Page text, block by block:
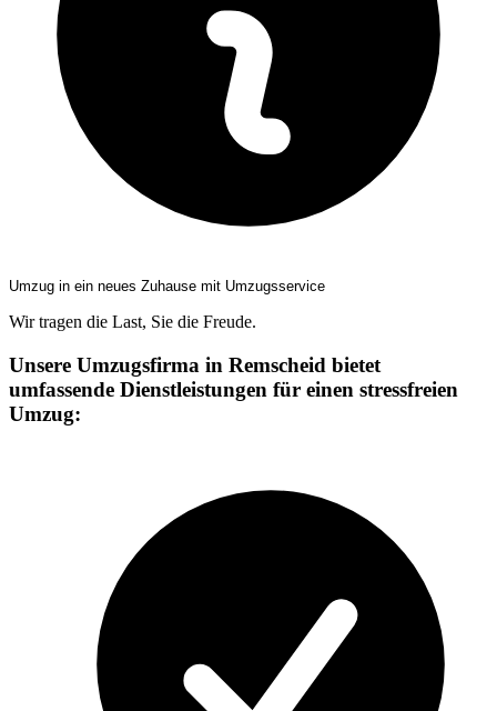
Umzug in ein neues Zuhause mit Umzugsservice
Wir tragen die Last, Sie die Freude.
Unsere Umzugsfirma in Remscheid bietet
umfassende Dienstleistungen für einen stressfreien
Umzug: